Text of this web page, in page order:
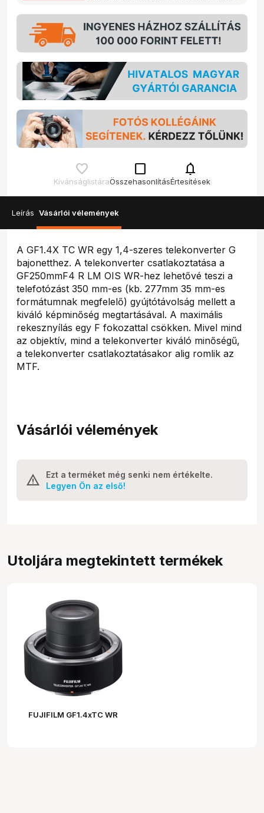
Kívánságlistára
check_box_outline_blank
Összehasonlítás
notifications
Értesítések
Leírás Vásárlói vélemények
A GF1.4X TC WR egy 1,4-szeres telekonverter G
bajonetthez. A telekonverter csatlakoztatása a
GF250mmF4 R LM OIS WR-hez lehetővé teszi a
telefotózást 350 mm-es (kb. 277mm 35 mm-es
formátumnak megfelelő) gyújtótávolság mellett a
kiváló képminőség megtartásával. A maximális
rekesznyílás egy F fokozattal csökken. Mivel mind
az objektív, mind a telekonverter kiváló minőségű,
a telekonverter csatlakoztatásakor alig romlik az
MTF.
Vásárlói vélemények
Ezt a terméket még senki nem értékelte.
Legyen Ön az első!
Utoljára megtekintett termékek
FUJIFILM GF1.4xTC WR